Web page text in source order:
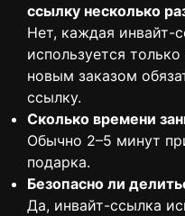
ссылку несколько
Нет, каждая инвайт-
используется
новым заказом
ссылку.
Сколько времени
Обычно 2–5 минут
подарка.
Безопасно ли
Да, инвайт-ссылка